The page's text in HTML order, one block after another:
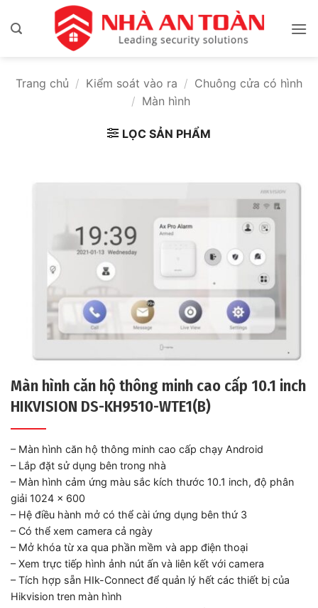
qua
Trang chủ / Kiểm soát vào ra / Chuông cửa có hình
/ Màn hình
LỌC SẢN PHẨM
Màn hình căn hộ thông minh cao cấp 10.1 inch
HIKVISION DS-KH9510-WTE1(B)
– Màn hình căn hộ thông minh cao cấp chạy Android
– Lắp đặt sử dụng bên trong nhà
– Màn hình cảm ứng màu sắc kích thước 10.1 inch, độ phân
giải 1024 x 600
– Hệ điều hành mở có thể cài ứng dụng bên thứ 3
– Có thể xem camera cả ngày
– Mở khóa từ xa qua phần mềm và app điện thoại
– Xem trực tiếp hình ảnh nút ấn và liên kết với camera
– Tích hợp sẵn HIk-Connect để quản lý hết các thiết bị của
Hikvision tren màn hình